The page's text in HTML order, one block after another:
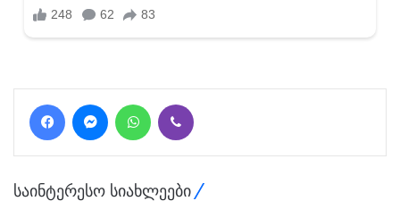
FacebookMessengerWhatsApp
საინტერესო სიახლეები